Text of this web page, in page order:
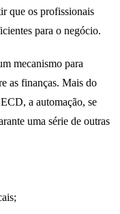
que os profissionais
para o negócio.
mecanismo para
as finanças. Mais do
a automação, se
uma série de outras